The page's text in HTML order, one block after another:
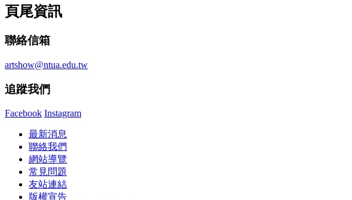
頁尾資訊
聯絡信箱
artshow@ntua.edu.tw
追蹤我們
Facebook Instagram
最新消息
聯絡我們
網站導覽
常見問題
友站連結
版權宣告